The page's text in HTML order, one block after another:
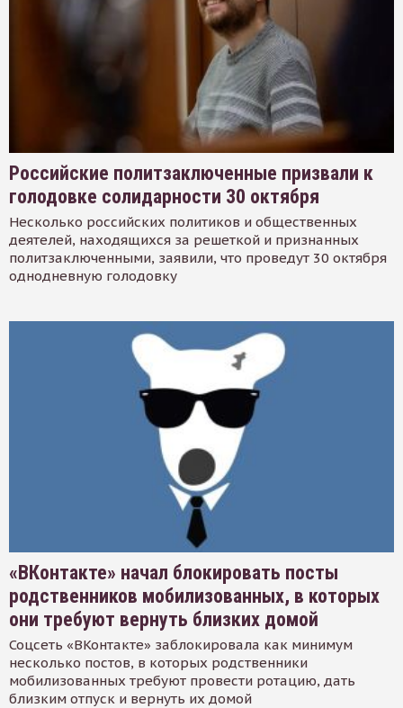
Российские политзаключенные призвали к
голодовке солидарности 30 октября
Несколько российских политиков и общественных
деятелей, находящихся за решеткой и признанных
политзаключенными, заявили, что проведут 30 октября
однодневную голодовку
«ВКонтакте» начал блокировать посты
родственников мобилизованных, в которых
они требуют вернуть близких домой
Соцсеть «ВКонтакте» заблокировала как минимум
несколько постов, в которых родственники
мобилизованных требуют провести ротацию, дать
близким отпуск и вернуть их домой